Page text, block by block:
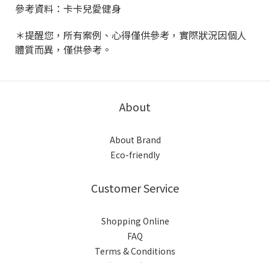
參考資料：卡卡兒愛健身
＊提醒您，所有案例、心得僅供參考，實際狀況因個人
體質而異，僅供參考。
About
About Brand
Eco-friendly
Customer Service
Shopping Online
FAQ
Terms & Conditions